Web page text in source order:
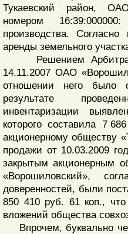
Тукаевский район,
номером
производства. Согласно
аренды земельного
Решением
14.11.2007 ОАО
отношении него было
результате
инвентаризации
которого составила 7
акционерному обществу
продажи от 10.03.2009
закрытым акционерным
«Ворошиловский»,
доверенностей, были
850 410 руб. 61 коп.,
вложений общества
Впрочем, буквально